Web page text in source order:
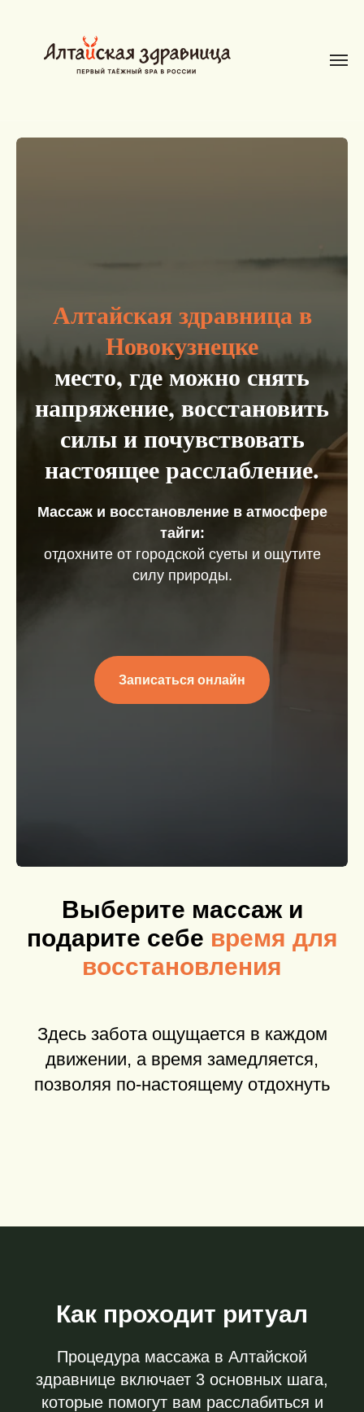
Алтайская здравница в
Новокузнецке
место, где можно снять
напряжение, восстановить
силы и почувствовать
настоящее расслабление.
Массаж и восстановление в атмосфере
тайги:
отдохните от городской суеты и ощутите
силу природы.
Записаться онлайн
Выберите массаж и
подарите себе время для
восстановления
Здесь забота ощущается в каждом
движении, а время замедляется,
позволяя по-настоящему отдохнуть
Как проходит ритуал
Процедура массажа в Алтайской
здравнице включает 3 основных шага,
которые помогут вам расслабиться и